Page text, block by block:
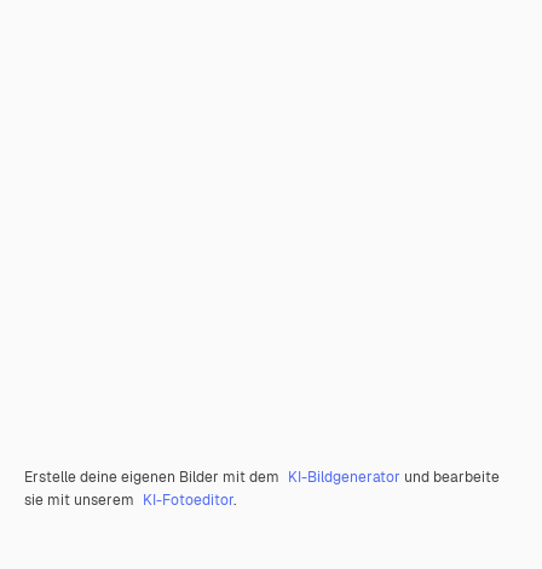
Erstelle deine eigenen Bilder mit dem KI-Bildgenerator und bearbeite
sie mit unserem KI-Fotoeditor.